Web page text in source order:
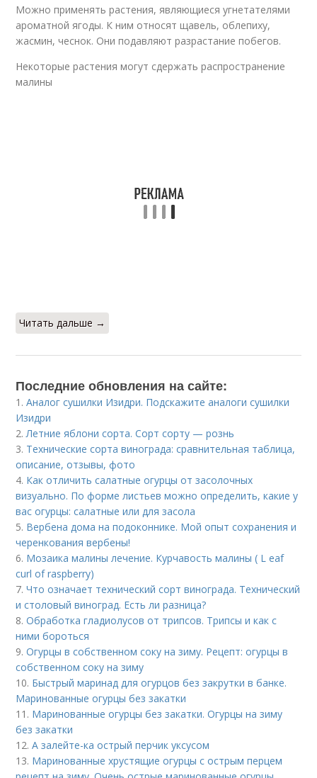
Можно применять растения, являющиеся угнетателями
ароматной ягоды. К ним относят щавель, облепиху,
жасмин, чеснок. Они подавляют разрастание побегов.
Некоторые растения могут сдержать распространение
малины
Читать дальше →
Последние обновления на сайте:
1.Аналог сушилки Изидри. Подскажите аналоги сушилки
Изидри
2. Летние яблони сорта. Сорт сорту — рознь
3. Технические сорта винограда: сравнительная таблица,
описание, отзывы, фото
4. Как отличить салатные огурцы от засолочных
визуально. По форме листьев можно определить, какие у
вас огурцы: салатные или для засола
5. Вербена дома на подоконнике. Мой опыт сохранения и
черенкования вербены!
6. Мозаика малины лечение. Курчавость малины ( L eaf
curl of raspberry)
7.Что означает технический сорт винограда. Технический
и столовый виноград. Есть ли разница?
8.Обработка гладиолусов от трипсов. Трипсы и как с
ними бороться
9.Огурцы в собственном соку на зиму. Рецепт: огурцы в
собственном соку на зиму
10. Быстрый маринад для огурцов без закрутки в банке.
Маринованные огурцы без закатки
11. Маринованные огурцы без закатки. Огурцы на зиму
без закатки
12.А залейте-ка острый перчик уксусом
13. Маринованные хрустящие огурцы с острым перцем